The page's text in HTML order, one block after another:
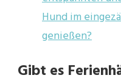
Hund im
genießen?
Gibt es